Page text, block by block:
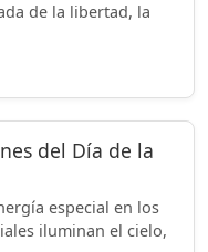
de la libertad, la
del Día de la
especial en los
iluminan el cielo,